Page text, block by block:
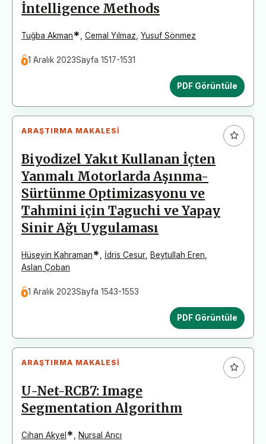
İntelligence Methods
Tuğba Akman* Cemal Yılmaz Yusuf Sönmez
1 Aralık 2023Sayfa 1517-1531
PDF Görüntüle
ARAŞTIRMA MAKALESI
Biyodizel Yakıt Kullanan İçten
Yanmalı Motorlarda Aşınma-
Sürtünme Optimizasyonu ve
Tahmini için Taguchi ve Yapay
Sinir Ağı Uygulaması
Hüseyin Kahraman* İdris Cesur Beytullah Eren
Aslan Çoban
1 Aralık 2023Sayfa 1543-1553
PDF Görüntüle
ARAŞTIRMA MAKALESI
U-Net-RCB7: Image
Segmentation Algorithm
Cihan Akyel * Nursal Arıcı